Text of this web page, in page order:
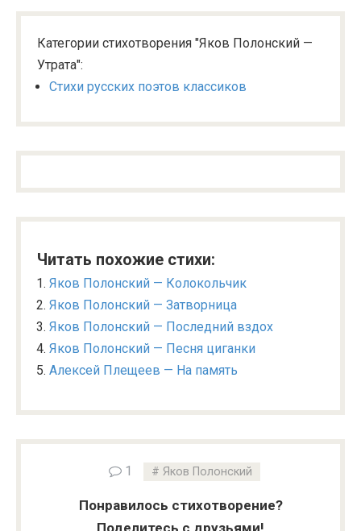
Категории стихотворения "Яков Полонский —
Утрата":
Стихи русских поэтов классиков
Читать похожие стихи:
Яков Полонский — Колокольчик
Яков Полонский — Затворница
Яков Полонский — Последний вздох
Яков Полонский — Песня циганки
Алексей Плещеев — На память
1 Яков Полонский
Понравилось стихотворение?
Поделитесь с друзьями!